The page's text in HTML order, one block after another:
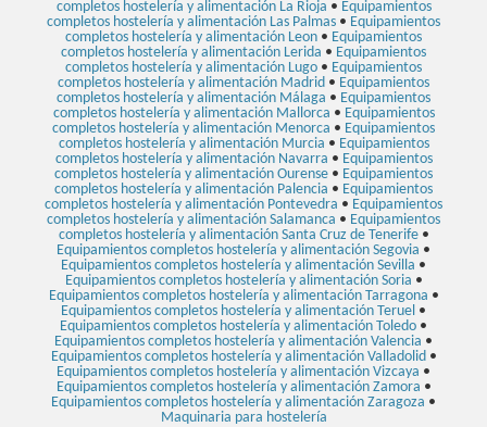
completos hostelería y alimentación La Rioja • Equipamientos
completos hostelería y alimentación Las Palmas • Equipamientos
completos hostelería y alimentación Leon • Equipamientos
completos hostelería y alimentación Lerida • Equipamientos
completos hostelería y alimentación Lugo • Equipamientos
completos hostelería y alimentación Madrid • Equipamientos
completos hostelería y alimentación Málaga • Equipamientos
completos hostelería y alimentación Mallorca • Equipamientos
completos hostelería y alimentación Menorca • Equipamientos
completos hostelería y alimentación Murcia • Equipamientos
completos hostelería y alimentación Navarra • Equipamientos
completos hostelería y alimentación Ourense • Equipamientos
completos hostelería y alimentación Palencia • Equipamientos
completos hostelería y alimentación Pontevedra • Equipamientos
completos hostelería y alimentación Salamanca • Equipamientos
completos hostelería y alimentación Santa Cruz de Tenerife•
Equipamientos completos hostelería y alimentación Segovia •
Equipamientos completos hostelería y alimentación Sevilla •
Equipamientos completos hostelería y alimentación Soria •
Equipamientos completos hostelería y alimentación Tarragona •
Equipamientos completos hostelería y alimentación Teruel •
Equipamientos completos hostelería y alimentación Toledo •
Equipamientos completos hostelería y alimentación Valencia •
Equipamientos completos hostelería y alimentación Valladolid •
Equipamientos completos hostelería y alimentación Vizcaya •
Equipamientos completos hostelería y alimentación Zamora •
Equipamientos completos hostelería y alimentación Zaragoza •
Maquinaria para hostelería